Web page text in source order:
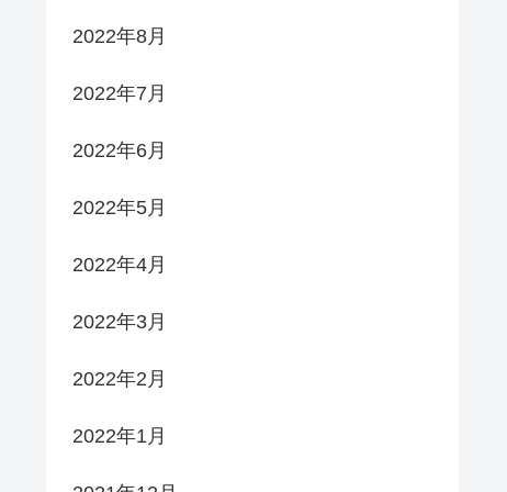
2022年8月
2022年7月
2022年6月
2022年5月
2022年4月
2022年3月
2022年2月
2022年1月